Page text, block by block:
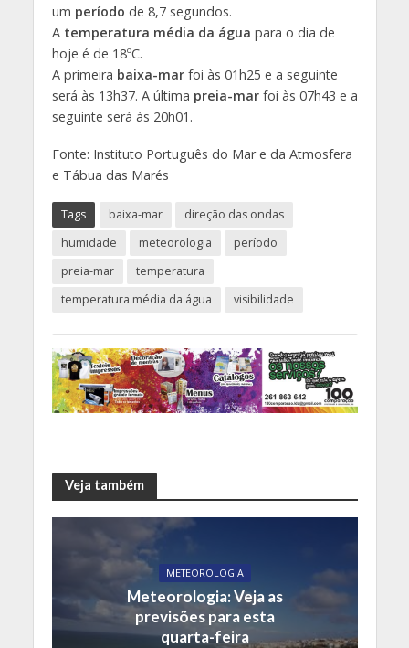
um período de 8,7 segundos.
A temperatura média da água para o dia de
hoje é de 18ºC.
A primeira baixa-marfoi às 01h25 e a seguinte
será às 13h37. A última preia-marfoi às 07h43 e a
seguinte será às 20h01.
Fonte: Instituto Português do Mar e da Atmosfera
e Tábua das Marés
Tags baixa-mar
direção das ondas
humidade
meteorologia
período
preia-mar
temperatura
temperatura média da água
visibilidade
Veja também
METEOROLOGIA
Meteorologia: Veja as
previsões para esta
quarta-feira